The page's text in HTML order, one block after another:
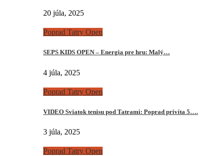
20 júla, 2025
Poprad Tatry Open
SEPS KIDS OPEN – Energia pre hru: Malý…
4 júla, 2025
Poprad Tatry Open
VIDEO Sviatok tenisu pod Tatrami: Poprad privíta 5….
3 júla, 2025
Poprad Tatry Open